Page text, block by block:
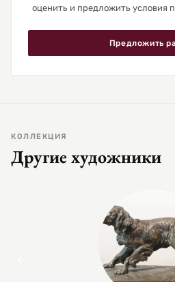
оценить и предложить условия
Предложить
КОЛЛЕКЦИЯ
Другие художники